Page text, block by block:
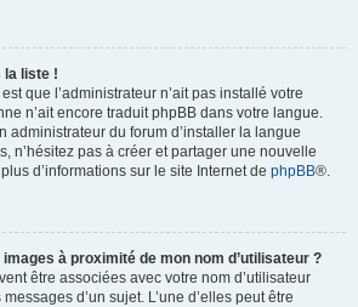
la liste !
que l’administrateur n’ait pas installé votre
n’ait encore traduit phpBB dans votre langue.
administrateur du forum d’installer la langue
n’hésitez pas à créer et partager une nouvelle
d’informations sur le site Internet de phpBB®.
à proximité de mon nom d’utilisateur ?
être associées avec votre nom d’utilisateur
d’un sujet. L’une d’elles peut être